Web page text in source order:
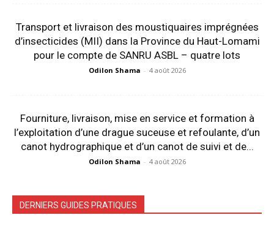
Transport et livraison des moustiquaires imprégnées
d’insecticides (MII) dans la Province du Haut-Lomami
pour le compte de SANRU ASBL – quatre lots
Odilon Shama - 4 août 2026
Fourniture, livraison, mise en service et formation à
l’exploitation d’une drague suceuse et refoulante, d’un
canot hydrographique et d’un canot de suivi et de...
Odilon Shama - 4 août 2026
DERNIERS GUIDES PRATIQUES